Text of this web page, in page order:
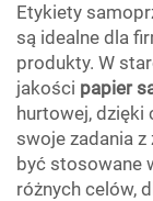
Etykiety
są idealne dla
produkty. W
jakości papier
hurtowej, dzięki
swoje zadania
być stosowane
różnych celów,